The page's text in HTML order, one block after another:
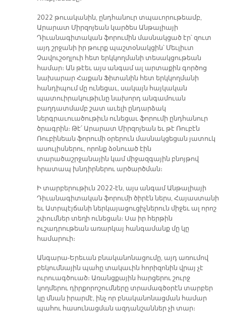
2022 թուականին, ընդհանուր տպաւորութեամբ,
Արարատ Միրզոյեան կարծես Անթալիայի
Դիւանագիտական ֆորումին մասնակցած էր՝ զուտ
այդ շրջանի իր թուրք պաշտօնակցին՝ Մեւլիւտ
Չավուշօղլուի հետ երկկողմանի տեսակցութեան
համար։ Ան թէեւ այս անգամ ալ արտաքին գործոց
նախարար Հաքան Ֆիտանին հետ երկկողմանի
հանդիպում մը ունեցաւ, սակայն հայկական
պատուիրակութիւնը նախորդ անգամուան
բաղդատմամբ շատ աւելի ընդարձակ
ներգրաւուածութիւն ունեցաւ ֆորումի ընդհանուր
ծրագրին։ Թէ՛ Արարատ Միրզոյեան եւ թէ Ռուբէն
Ռուբինեան ֆորումի օրերուն մասնակցեցան յատուկ
ասուլիսներու, որոնք ձօնուած էին
տարածաշրջանային կամ միջազգային բնոյթով
հրատապ խնդիրներու արծարծման։
Ի տարբերութիւն 2022-էն, այս անգամ Անթալիայի
Դիւանագիտական ֆորումի ծիրէն ներս, Հայաստանի
եւ Ատրպէյճանի ներկայացուցիչներուն միջեւ ալ որոշ
շփումներ տեղի ունեցան։ Սա իր հերթին
ուշադրութեան առարկայ հանգամանք մը կը
համարուի։
Անգարա-Երեւան բնականոնացումը, այդ առումով
բեկումնային պահը տակաւին հորիզոնին վրայ չէ
ուրուագծուած։ Առանցքային հարցերու շուրջ
կողմերու դիրքորոշումները տրամագծօրէն տարբեր
կը մնան իրարմէ, ինչ որ բնականոնացման համար
պահու հասունացման ազդանշաններ չի տար։